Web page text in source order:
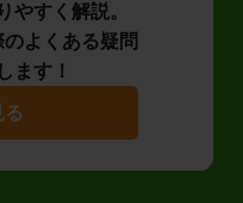
やすく解説。
よくある疑問
ます！
る